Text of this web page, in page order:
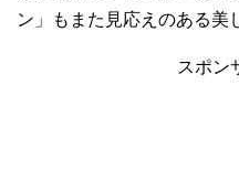
ン」もまた見応えのある美
スポン